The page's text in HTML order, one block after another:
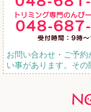
お問い合わせ・ご予約
い事があります。その